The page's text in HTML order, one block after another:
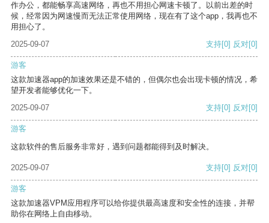
作办公，都能畅享高速网络，再也不用担心网速卡顿了。以前出差的时
候，经常因为网速慢而无法正常使用网络，现在有了这个app，我再也不
用担心了。
2025-09-07
支持[0] 反对[0]
游客
这款加速器app的加速效果还是不错的，但偶尔也会出现卡顿的情况，希
望开发者能够优化一下。
2025-09-07
支持[0] 反对[0]
游客
这款软件的售后服务非常好，遇到问题都能得到及时解决。
2025-09-07 支持[0] 反对[0]
游客
这款加速器VPM应用程序可以给你提供最高速度和安全性的连接，并帮
助你在网络上自由移动。